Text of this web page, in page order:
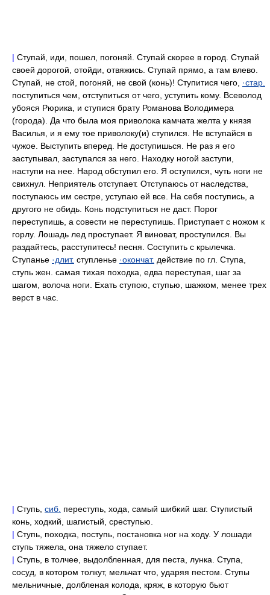
| Ступай, иди, пошел, погоняй. Ступай скорее в город. Ступай
своей дорогой, отойди, отвяжись. Ступай прямо, а там влево.
Ступай, не стой, погоняй, не свой (конь)! Ступитися чего, ·стар.
поступиться чем, отступиться от чего, уступить кому. Всеволод
убояся Рюрика, и ступися брату Романова Володимера
(города). Да что была моя приволока камчата желта у князя
Василья, и я ему тое приволоку(и) ступился. Не вступайся в
чужое. Выступить вперед. Не доступишься. Не раз я его
заступывал, заступался за него. Находку ногой заступи,
наступи на нее. Народ обступил его. Я оступился, чуть ноги не
свихнул. Неприятель отступает. Отступаюсь от наследства,
поступаюсь им сестре, уступаю ей все. На себя поступись, а
другого не обидь. Конь подступиться не даст. Порог
переступишь, а совести не переступишь. Приступает с ножом к
горлу. Лошадь лед проступает. Я виноват, проступился. Вы
раздайтесь, расступитесь! песня. Соступить с крылечка.
Ступанье ·длит. ступленье ·окончат. действие по гл. Ступа,
ступь жен. самая тихая походка, едва переступая, шаг за
шагом, волоча ноги. Ехать ступою, ступью, шажком, менее трех
верст в час.
| Ступь, сиб. переступь, хода, самый шибкий шаг. Ступистый
конь, ходкий, шагистый, среступью.
| Ступь, походка, поступь, постановка ног на ходу. У лошади
ступь тяжела, она тяжело ступает.
| Ступь, в толчее, выдолбленная, для песта, лунка. Ступа,
сосуд, в котором толкут, мельчат что, ударяя пестом. Ступы
мельничные, долбленая колода, кряж, в которую бьют